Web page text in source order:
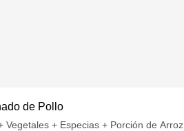
de Pollo
Vegetales + Especias + Porción de Arroz